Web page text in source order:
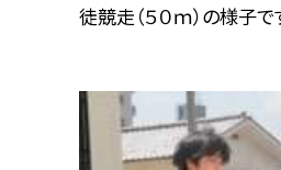
徒競走（５０ｍ）の様子で